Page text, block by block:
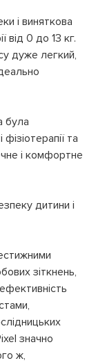
і виняткова
від 0 до 13 кг.
дуже легкий,
була
та
і комфортне
дитини і
зіткнень,
значно
ж,